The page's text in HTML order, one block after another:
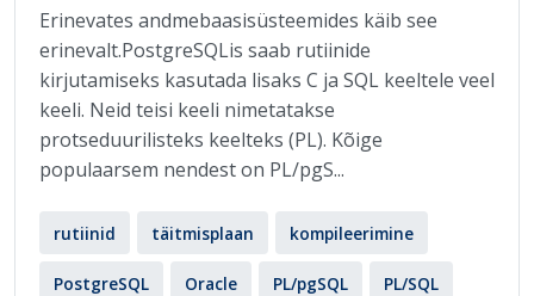
Erinevates andmebaasisüsteemides käib see
erinevalt.PostgreSQLis saab rutiinide
kirjutamiseks kasutada lisaks C ja SQL keeltele veel
keeli. Neid teisi keeli nimetatakse
protseduurilisteks keelteks (PL). Kõige
populaarsem nendest on PL/pgS...
rutiinid täitmisplaan kompileerimine
PostgreSQL Oracle PL/pgSQL PL/SQL